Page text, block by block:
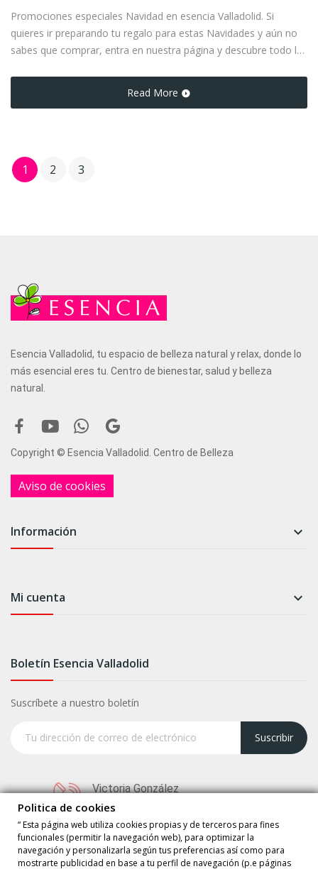
Promociones especiales Navidad en esencia Valladolid. Si
quieres ir preparando tu regalo para estas Navidades y aún no
sabes que comprar, entra en nuestra página y descubre todo lo
Read More
1 2 3
Esencia Valladolid, tu espacio de belleza natural y relax, donde lo
más esencial eres tu. Centro de bienestar, salud y belleza
natural.
Copyright © Esencia Valladolid. Centro de Belleza
Aviso de cookies
Información 
Mi cuenta 
Boletín Esencia Valladolid
Suscríbete a nuestro boletín
Suscribir
Victoria González
+34 625 03 58 68
Politica de cookies
“ Esta página web utiliza cookies propias y de terceros para fines
funcionales (permitir la navegación web), para optimizar la
navegación y personalizarla según tus preferencias así como para
mostrarte publicidad en base a tu perfil de navegación (p.e páginas